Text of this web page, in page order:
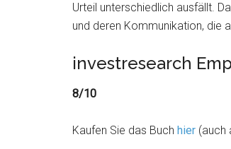
Urteil unterschiedlich ausfällt.
und deren Kommunikation, die
investresearch
8/10
Kaufen Sie das Buch hier (auch